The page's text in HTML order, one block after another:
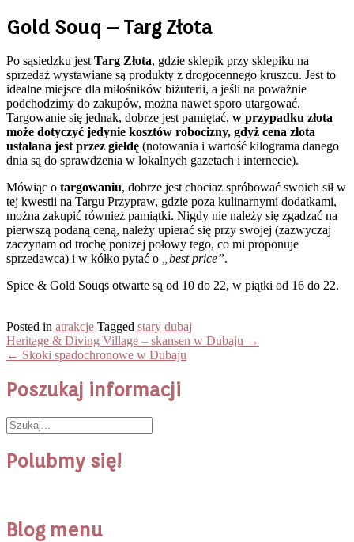
Gold Souq – Targ Złota
Po sąsiedzku jestTarg Złota, gdzie sklepik przy sklepiku na
sprzedaż wystawiane są produkty z drogocennego kruszcu. Jest to
idealne miejsce dla miłośników biżuterii, a jeśli na poważnie
podchodzimy do zakupów, można nawet sporo utargować.
Targowanie się jednak, dobrze jest pamiętać, w przypadku złota
może dotyczyć jedynie kosztów robocizny, gdyż cena złota
ustalana jest przez giełdę (notowania i wartość kilograma danego
dnia są do sprawdzenia w lokalnych gazetach i internecie).
Mówiąc o targowaniu, dobrze jest chociaż spróbować swoich sił w
tej kwestii na Targu Przypraw, gdzie poza kulinarnymi dodatkami,
można zakupić również pamiątki. Nigdy nie należy się zgadzać na
pierwszą podaną ceną, należy upierać się przy swojej (zazwyczaj
zaczynam od trochę poniżej połowy tego, co mi proponuje
sprzedawca) i w kółko pytać o „best price”.
Spice & Gold Souqs otwarte są od 10 do 22, w piątki od 16 do 22.
Posted in atrakcje Tagged stary dubaj
Post
navigation
Heritage & Diving Village – skansen w Dubaju →
← Skoki spadochronowe w Dubaju
Poszukaj informacji
Polubmy się!
Blog menu